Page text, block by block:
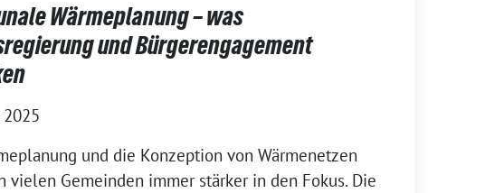
Wärmeplanung – was
und Bürgerengagement
2025
und die Konzeption von Wärmenetzen
vielen Gemeinden immer stärker in den Fokus. Die